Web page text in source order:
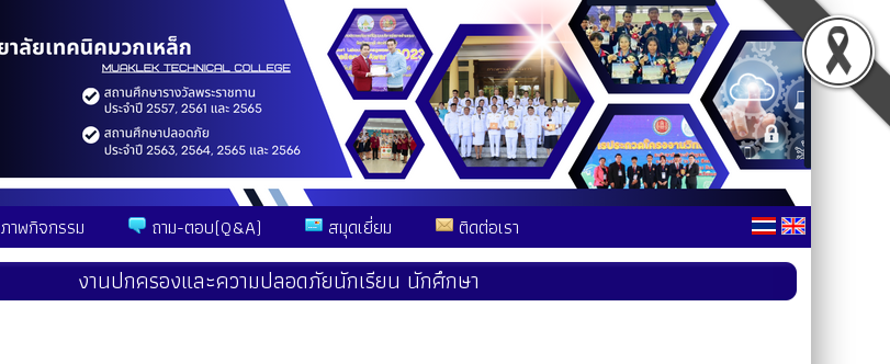
ภาพกิจกรรม ถาม-ตอบ(Q&A) สมุดเยี่ยม ติดต่อเรา
งานปกครองและความปลอดภัยนักเรียน นักศึกษา